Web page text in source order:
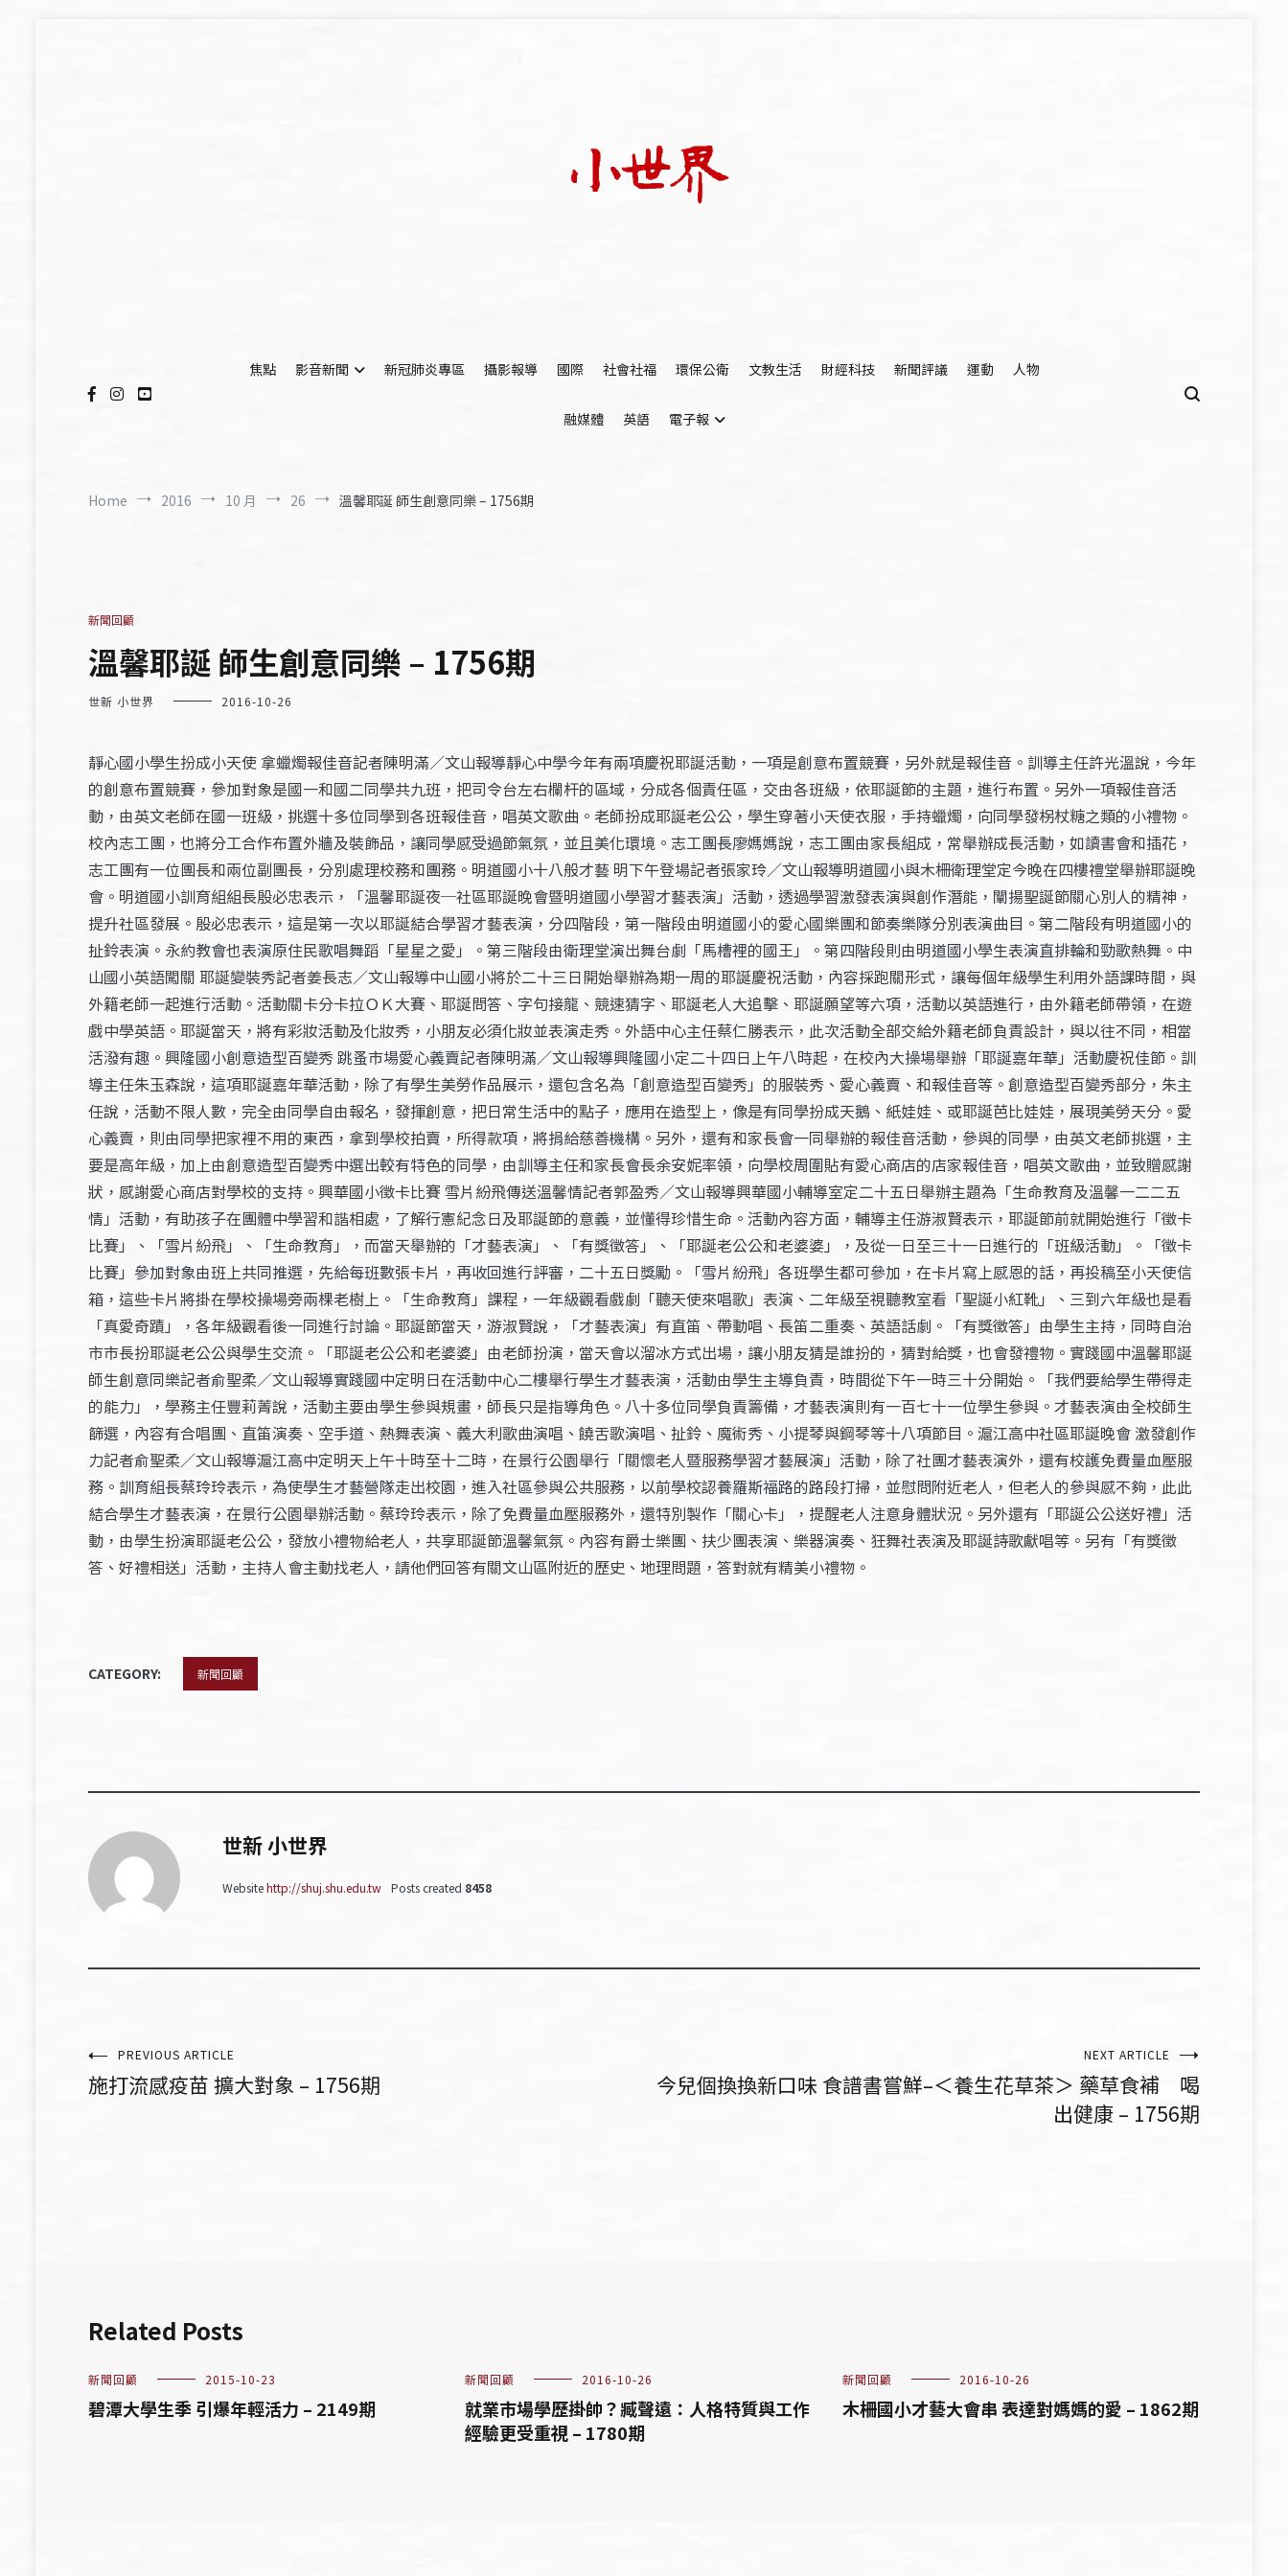
焦點
影音新聞 新冠肺炎專區 攝影報導 國際 社會社福 環保公衛 文教生活 財經科技 新聞評議 運動 人物
融媒體 英語 電子報
Home 2016 10 月 26 溫馨耶誕 師生創意同樂 – 1756期
新聞回顧
溫馨耶誕 師生創意同樂 – 1756期
世新 小世界 2016-10-26
靜心國小學生扮成小天使 拿蠟燭報佳音記者陳明滿／文山報導靜心中學今年有兩項慶祝耶誕活動，一項是創意布置競賽，另外就是報佳音。訓導主任許光溫說，今年
的創意布置競賽，參加對象是國一和國二同學共九班，把司令台左右欄杆的區域，分成各個責任區，交由各班級，依耶誕節的主題，進行布置。另外一項報佳音活
動，由英文老師在國一班級，挑選十多位同學到各班報佳音，唱英文歌曲。老師扮成耶誕老公公，學生穿著小天使衣服，手持蠟燭，向同學發柺杖糖之類的小禮物。
校內志工團，也將分工合作布置外牆及裝飾品，讓同學感受過節氣氛，並且美化環境。志工團長廖媽媽說，志工團由家長組成，常舉辦成長活動，如讀書會和插花，
志工團有一位團長和兩位副團長，分別處理校務和團務。明道國小十八般才藝 明下午登場記者張家玲／文山報導明道國小與木柵衛理堂定今晚在四樓禮堂舉辦耶誕晚
會。明道國小訓育組組長殷必忠表示，「溫馨耶誕夜─社區耶誕晚會暨明道國小學習才藝表演」活動，透過學習激發表演與創作潛能，闡揚聖誕節關心別人的精神，
提升社區發展。殷必忠表示，這是第一次以耶誕結合學習才藝表演，分四階段，第一階段由明道國小的愛心國樂團和節奏樂隊分別表演曲目。第二階段有明道國小的
扯鈴表演。永約教會也表演原住民歌唱舞蹈「星星之愛」。第三階段由衛理堂演出舞台劇「馬槽裡的國王」。第四階段則由明道國小學生表演直排輪和勁歌熱舞。中
山國小英語闖關 耶誕變裝秀記者姜長志／文山報導中山國小將於二十三日開始舉辦為期一周的耶誕慶祝活動，內容採跑關形式，讓每個年級學生利用外語課時間，與
外籍老師一起進行活動。活動關卡分卡拉ＯＫ大賽、耶誕問答、字句接龍、競速猜字、耶誕老人大追擊、耶誕願望等六項，活動以英語進行，由外籍老師帶領，在遊
戲中學英語。耶誕當天，將有彩妝活動及化妝秀，小朋友必須化妝並表演走秀。外語中心主任蔡仁勝表示，此次活動全部交給外籍老師負責設計，與以往不同，相當
活潑有趣。興隆國小創意造型百變秀 跳蚤市場愛心義賣記者陳明滿／文山報導興隆國小定二十四日上午八時起，在校內大操場舉辦「耶誕嘉年華」活動慶祝佳節。訓
導主任朱玉森說，這項耶誕嘉年華活動，除了有學生美勞作品展示，還包含名為「創意造型百變秀」的服裝秀、愛心義賣、和報佳音等。創意造型百變秀部分，朱主
任說，活動不限人數，完全由同學自由報名，發揮創意，把日常生活中的點子，應用在造型上，像是有同學扮成天鵝、紙娃娃、或耶誕芭比娃娃，展現美勞天分。愛
心義賣，則由同學把家裡不用的東西，拿到學校拍賣，所得款項，將捐給慈善機構。另外，還有和家長會一同舉辦的報佳音活動，參與的同學，由英文老師挑選，主
要是高年級，加上由創意造型百變秀中選出較有特色的同學，由訓導主任和家長會長余安妮率領，向學校周圍貼有愛心商店的店家報佳音，唱英文歌曲，並致贈感謝
狀，感謝愛心商店對學校的支持。興華國小徵卡比賽 雪片紛飛傳送溫馨情記者郭盈秀／文山報導興華國小輔導室定二十五日舉辦主題為「生命教育及溫馨一二二五
情」活動，有助孩子在團體中學習和諧相處，了解行憲紀念日及耶誕節的意義，並懂得珍惜生命。活動內容方面，輔導主任游淑賢表示，耶誕節前就開始進行「徵卡
比賽」、「雪片紛飛」、「生命教育」，而當天舉辦的「才藝表演」、「有獎徵答」、「耶誕老公公和老婆婆」，及從一日至三十一日進行的「班級活動」。「徵卡
比賽」參加對象由班上共同推選，先給每班數張卡片，再收回進行評審，二十五日獎勵。「雪片紛飛」各班學生都可參加，在卡片寫上感恩的話，再投稿至小天使信
箱，這些卡片將掛在學校操場旁兩棵老樹上。「生命教育」課程，一年級觀看戲劇「聽天使來唱歌」表演、二年級至視聽教室看「聖誕小紅靴」、三到六年級也是看
「真愛奇蹟」，各年級觀看後一同進行討論。耶誕節當天，游淑賢說，「才藝表演」有直笛、帶動唱、長笛二重奏、英語話劇。「有獎徵答」由學生主持，同時自治
市市長扮耶誕老公公與學生交流。「耶誕老公公和老婆婆」由老師扮演，當天會以溜冰方式出場，讓小朋友猜是誰扮的，猜對給獎，也會發禮物。實踐國中溫馨耶誕
師生創意同樂記者俞聖柔／文山報導實踐國中定明日在活動中心二樓舉行學生才藝表演，活動由學生主導負責，時間從下午一時三十分開始。「我們要給學生帶得走
的能力」，學務主任豐莉菁說，活動主要由學生參與規畫，師長只是指導角色。八十多位同學負責籌備，才藝表演則有一百七十一位學生參與。才藝表演由全校師生
篩選，內容有合唱團、直笛演奏、空手道、熱舞表演、義大利歌曲演唱、饒舌歌演唱、扯鈴、魔術秀、小提琴與鋼琴等十八項節目。滬江高中社區耶誕晚會 激發創作
力記者俞聖柔／文山報導滬江高中定明天上午十時至十二時，在景行公園舉行「關懷老人暨服務學習才藝展演」活動，除了社團才藝表演外，還有校護免費量血壓服
務。訓育組長蔡玲玲表示，為使學生才藝營隊走出校園，進入社區參與公共服務，以前學校認養羅斯福路的路段打掃，並慰問附近老人，但老人的參與感不夠，此此
結合學生才藝表演，在景行公園舉辦活動。蔡玲玲表示，除了免費量血壓服務外，還特別製作「關心卡」，提醒老人注意身體狀況。另外還有「耶誕公公送好禮」活
動，由學生扮演耶誕老公公，發放小禮物給老人，共享耶誕節溫馨氣氛。內容有爵士樂團、扶少團表演、樂器演奏、狂舞社表演及耶誕詩歌獻唱等。另有「有獎徵
答、好禮相送」活動，主持人會主動找老人，請他們回答有關文山區附近的歷史、地理問題，答對就有精美小禮物。
CATEGORY: 新聞回顧
世新 小世界
Websitehttp://shuj.shu.edu.tw Posts created 8458
文PREVIOUS ARTICLE
施打流感疫苗 擴大對象 – 1756期
NEXT ARTICLE
今兒個換換新口味 食譜書嘗鮮–＜養生花草茶＞ 藥草食補 喝
出健康 – 1756期
Related Posts
新聞回顧 2015-10-23
碧潭大學生季 引爆年輕活力 – 2149期
新聞回顧 2016-10-26
就業市場學歷掛帥？臧聲遠：人格特質與工作
經驗更受重視 – 1780期
新聞回顧 2016-10-26
木柵國小才藝大會串 表達對媽媽的愛 – 1862期